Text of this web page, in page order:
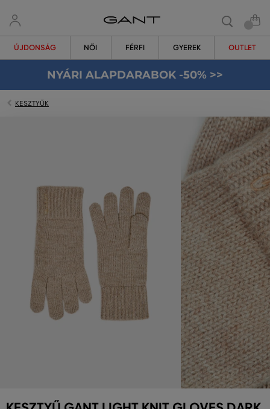
ÚJDONSÁG NŐI FÉRFI GYEREK OUTLET
NYÁRI ALAPDARABOK -50% >>
KESZTYŰK